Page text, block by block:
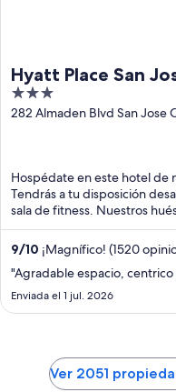
Hyatt Place San
3
out
282 Almaden Blvd San Jose
Hospédate en este hotel de
Tendrás a tu disposición
sala de fitness. Nuestros
desayuno ...
9/10 ¡Magnífico! (1520
"Agradable espacio,
Enviada el 1 jul. 2026
Ver 2051